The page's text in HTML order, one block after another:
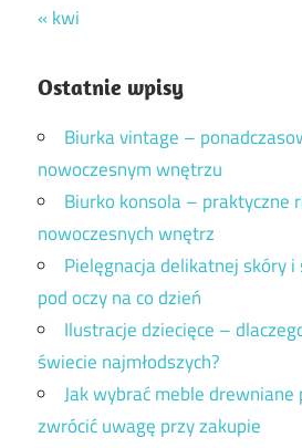
« kwi
Ostatnie wpisy
Biurka vintage –
nowoczesnym wnętrzu
Biurko konsola – praktyczne
nowoczesnych wnętrz
Pielęgnacja delikatnej skóry
pod oczy na co dzień
Ilustracje dziecięce –
świecie najmłodszych?
Jak wybrać meble drewniane
zwrócić uwagę przy zakupie